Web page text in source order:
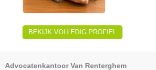
BEKIJK VOLLEDIG PROFIEL
Advocatenkantoor Van Renterghem